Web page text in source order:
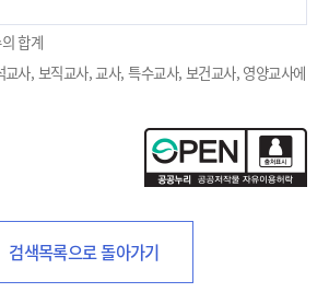
합계
사, 보직교사, 교사, 특수교사, 보건교사, 영양교사에
검색목록으로 돌아가기